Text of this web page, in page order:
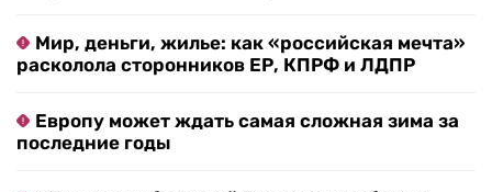
Мир, деньги, жилье: как «российская мечта»
расколола сторонников ЕР, КПРФ и ЛДПР
Европу может ждать самая сложная зима за
последние годы